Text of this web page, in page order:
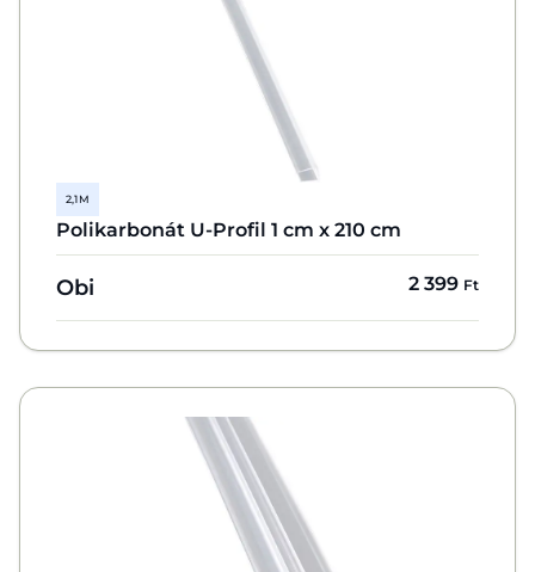
2,1 M
Polikarbonát U-Profil 1 cm x 210 cm
Obi 2 399 Ft